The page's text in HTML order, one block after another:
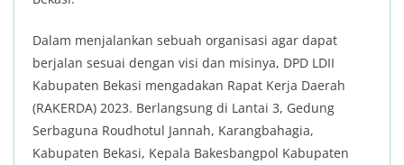
Dalam menjalankan sebuah organisasi agar dapat
berjalan sesuai dengan visi dan misinya, DPD LDII
Kabupaten Bekasi mengadakan Rapat Kerja Daerah
(RAKERDA) 2023. Berlangsung di Lantai 3, Gedung
Serbaguna Roudhotul Jannah, Karangbahagia,
Kabupaten Bekasi, Kepala Bakesbangpol Kabupaten